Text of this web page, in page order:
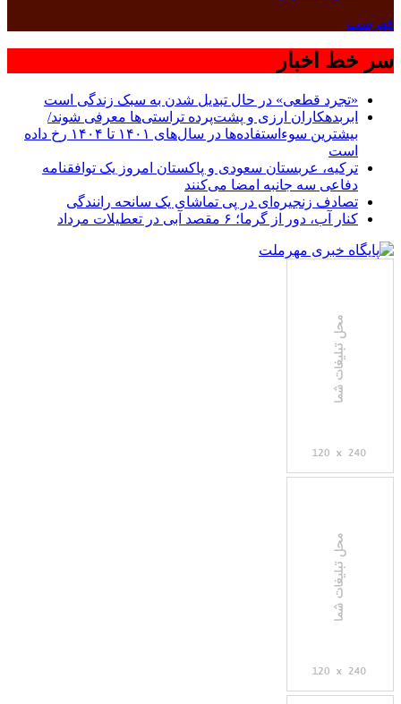
فهرست
سر خط اخبار
«تجرد قطعی» در حال تبدیل شدن به سبک زندگی است
ابربدهکاران ارزی و پشت‌پرده تراستی‌ها معرفی شوند/
بیشترین سوءاستفاده‌ها در سال‌های ۱۴۰۱ تا ۱۴۰۴ رخ داده
است
ترکیه، عربستان سعودی و پاکستان امروز یک توافقنامه
دفاعی سه جانبه امضا می‌کنند
تصادف زنجیره‌ای در پی تماشای یک سانحه رانندگی
کنار آب، دور از گرما؛ ۶ مقصد آبی در تعطیلات مرداد